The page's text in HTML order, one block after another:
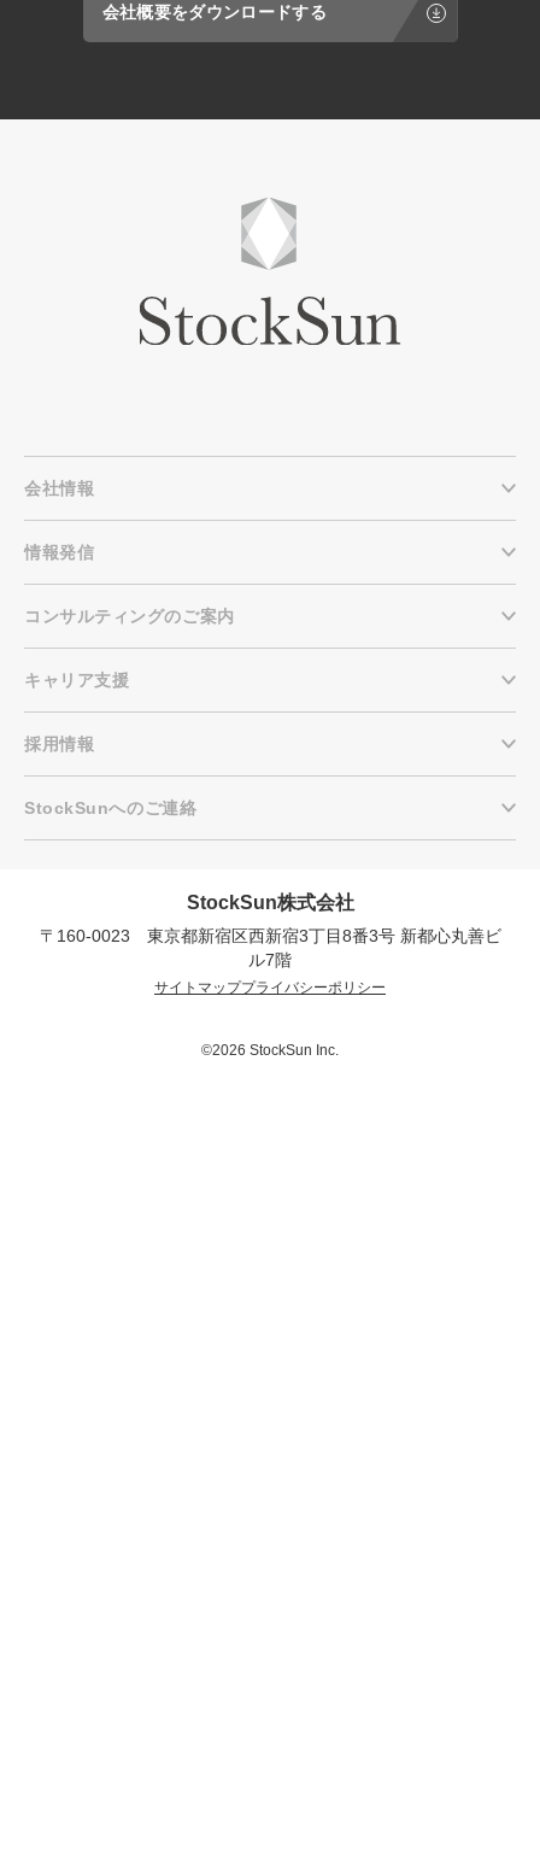
〒160-0023 東京都新宿区西新宿3丁目8番3号 新都心
会社概要をダウンロードする
会社情報
情報発信
コンサルティングのご案内
キャリア支援
採用情報
StockSunへのご連絡
StockSun株式会社
〒160-0023 東京都新宿区西新宿3丁目8番3号 新都心丸善ビ
ル7階
サイトマッププライバシーポリシー
©2026 StockSun Inc.